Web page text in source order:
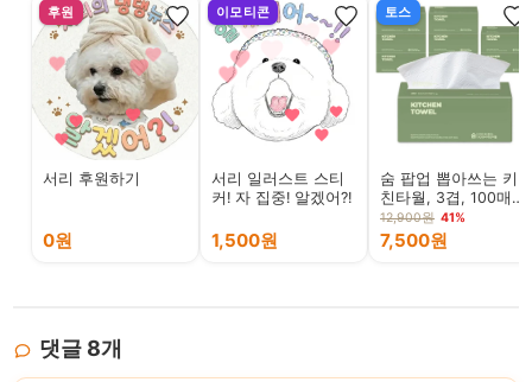
후원
서리 후원하기
0원
이모티콘
서리 일러스트 스티
커! 자 집중! 알겠어?!
1,500원
토스
숨 팝업 뽑아쓰는 키
친타월, 3겹, 100매,
9팩
12,900원 41%
7,500원
댓글 8개